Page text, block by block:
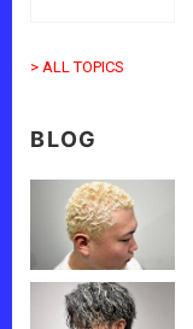
> ALL TOPICS
BLOG